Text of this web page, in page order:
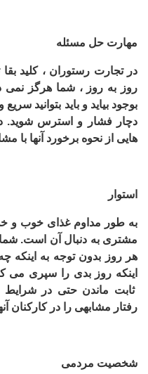
مهارت حل مسئله
در تجارت رستوران ، کلید
روز به روز ، شما هرگز
بوجود بیاید و باید بتوانید سریع
دچار فشار و استرس شوید.
هایی از نحوه برخورد آنها با
استوار
به طور مداوم غذای خوب و
مشتری به دنبال آن است. شما
هر روز بدون توجه به اینکه
اینکه روز بدی را سپری می
ثابت ماندن حتی در
رفتار مشابهی را در کارکنان
شخصیت مردمی